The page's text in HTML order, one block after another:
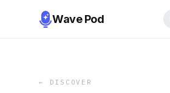
Wave Pod
← DISCOVER